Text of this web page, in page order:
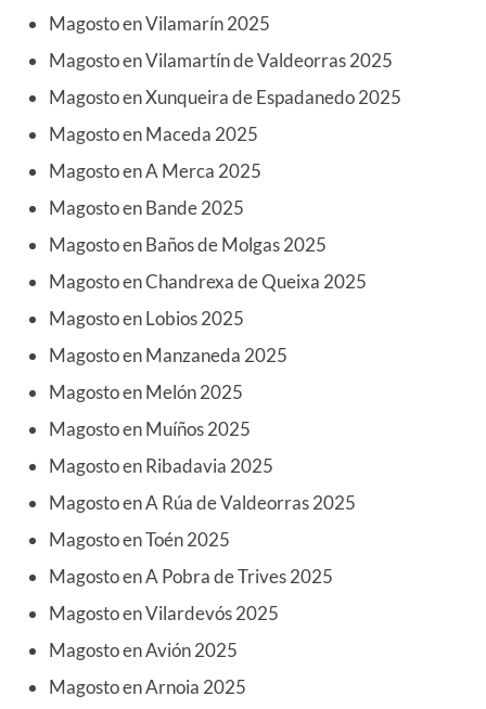
Magosto en Vilamarín 2025
Magosto en Vilamartín de Valdeorras 2025
Magosto en Xunqueira de Espadanedo 2025
Magosto en Maceda 2025
Magosto en A Merca 2025
Magosto en Bande 2025
Magosto en Baños de Molgas 2025
Magosto en Chandrexa de Queixa 2025
Magosto en Lobios 2025
Magosto en Manzaneda 2025
Magosto en Melón 2025
Magosto en Muíños 2025
Magosto en Ribadavia 2025
Magosto en A Rúa de Valdeorras 2025
Magosto en Toén 2025
Magosto en A Pobra de Trives 2025
Magosto en Vilardevós 2025
Magosto en Avión 2025
Magosto en Arnoia 2025